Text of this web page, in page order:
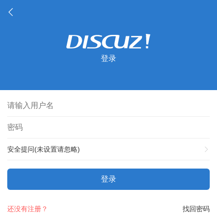
登录
安全提问(未设置请忽略)
登录
找回密码
还没有注册？